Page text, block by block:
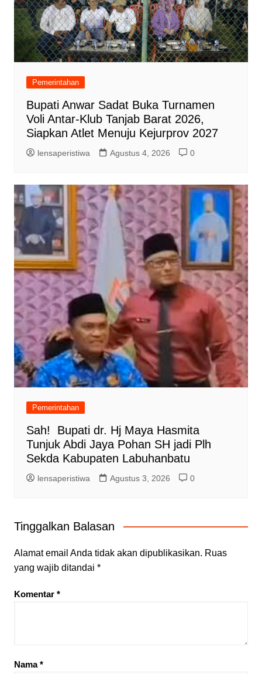
Pemerintahan
Bupati Anwar Sadat Buka Turnamen
Voli Antar-Klub Tanjab Barat 2026,
Siapkan Atlet Menuju Kejurprov 2027
lensaperistiwa Agustus 4, 2026 0
Pemerintahan
Sah! Bupati dr. Hj Maya Hasmita
Tunjuk Abdi Jaya Pohan SH jadi Plh
Sekda Kabupaten Labuhanbatu
lensaperistiwa Agustus 3, 2026 0
Tinggalkan Balasan
Alamat email Anda tidak akan dipublikasikan. Ruas
yang wajib ditandai *
Komentar *
Nama*